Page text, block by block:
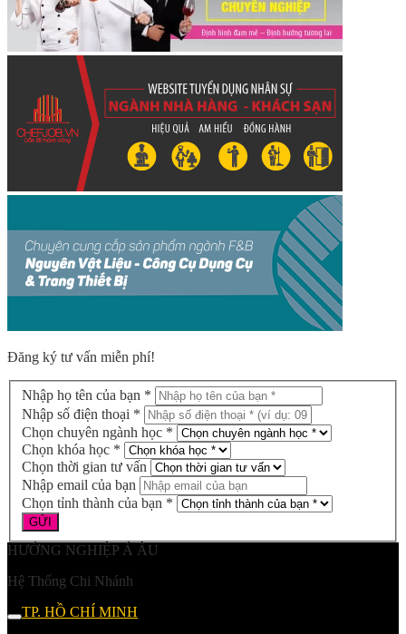
Đăng ký tư vấn miễn phí!
Nhập họ tên của bạn *
Nhập số điện thoại *
Chọn chuyên ngành học *
Chọn khóa học *
Chọn thời gian tư vấn
Nhập email của bạn
Chọn tỉnh thành của bạn *
HƯỚNG NGHIỆP Á ÂU
Hệ Thống Chi Nhánh
TP. HỒ CHÍ MINH